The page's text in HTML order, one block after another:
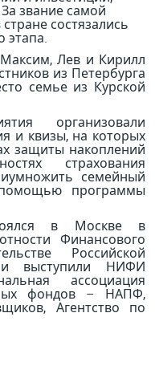
звание самой
состязались
этапа.
Лев и Кирилл
из Петербурга
семье из Курской
организовали
и квизы, на которых
защиты накоплений
страхования
семейный
программы
в Москве в
Финансового
Российской
выступили НИФИ
ассоциация
фондов – НАПФ,
Агентство по